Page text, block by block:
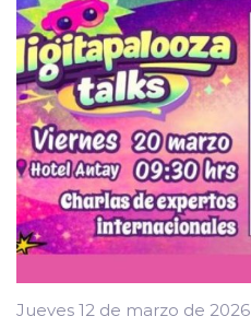
Jueves 12 de marzo de 2026